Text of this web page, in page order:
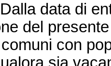
data di
del
con